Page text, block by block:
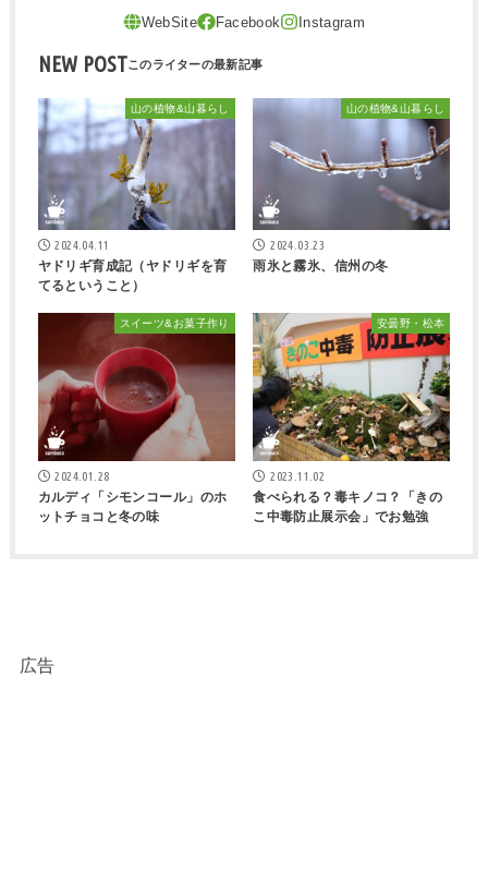
NEW POST
山の植物&山暮らし
2024.04.11
ヤドリギ育成記（ヤドリギを育
てるということ）
山の植物&山暮らし
2024.03.23
雨氷と霧氷、信州の冬
スイーツ&お菓子作り
2024.01.28
カルディ「シモンコール」のホ
ットチョコと冬の味
安曇野・松本
2023.11.02
食べられる？毒キノコ？「きの
こ中毒防止展示会」でお勉強
広告